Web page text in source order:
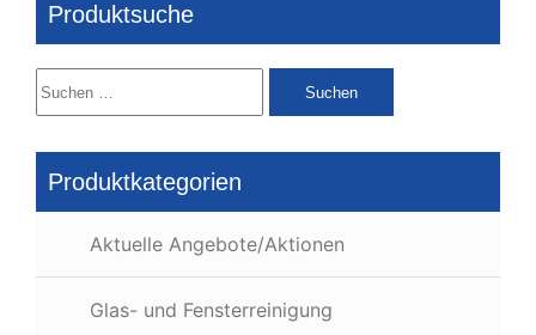
Produktsuche
Suchen
nach:
Produktkategorien
Aktuelle Angebote/Aktionen
Glas- und Fensterreinigung